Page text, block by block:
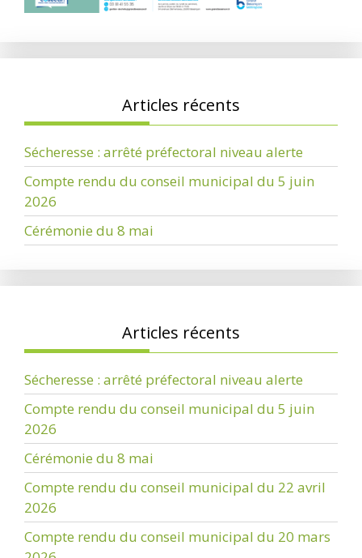
Articles récents
Sécheresse : arrêté préfectoral niveau alerte
Compte rendu du conseil municipal du 5 juin
2026
Cérémonie du 8 mai
Articles récents
Sécheresse : arrêté préfectoral niveau alerte
Compte rendu du conseil municipal du 5 juin
2026
Cérémonie du 8 mai
Compte rendu du conseil municipal du 22 avril
2026
Compte rendu du conseil municipal du 20 mars